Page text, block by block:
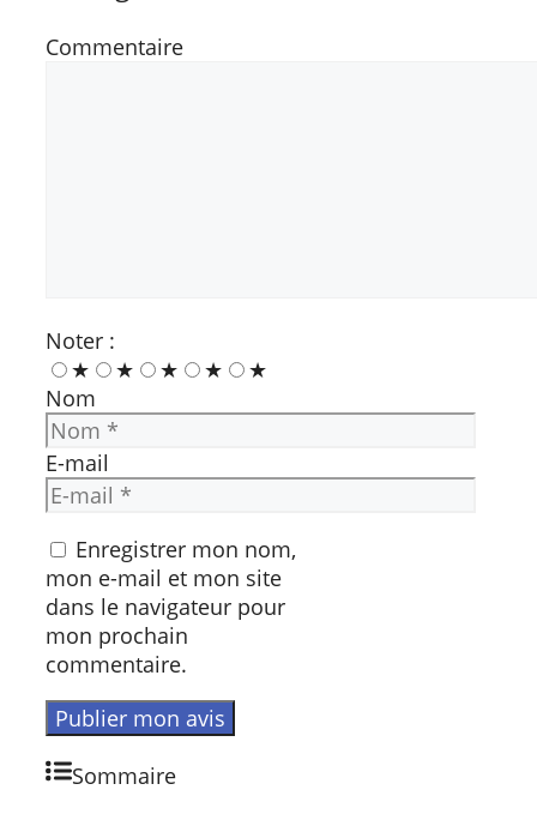
Commentaire
Noter :
★
★ ★ ★
★
Nom
E-mail
Enregistrer mon nom,
mon e-mail et mon site
dans le navigateur pour
mon prochain
commentaire.
Sommaire